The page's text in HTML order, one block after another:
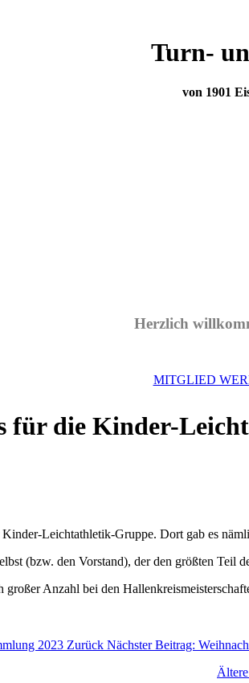
Turn-
von 1901
Herzlich
MITGLIED
für die Kinder-
Leichtathletik-Gruppe. Dort gab es
(bzw. den Vorstand), der den größten Teil
Anzahl bei den
2023 Zurück Nächster Beitrag: